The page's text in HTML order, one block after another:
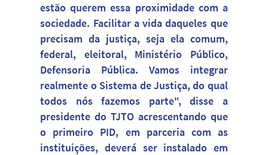
estão querem essa proximidade com a
sociedade. Facilitar a vida daqueles que
precisam da justiça, seja ela comum,
federal, eleitoral, Ministério Público,
Defensoria Pública. Vamos integrar
realmente o Sistema de Justiça, do qual
todos nós fazemos parte", disse a
presidente do TJTO acrescentando que
o primeiro PID, em parceria com as
instituições, deverá ser instalado em